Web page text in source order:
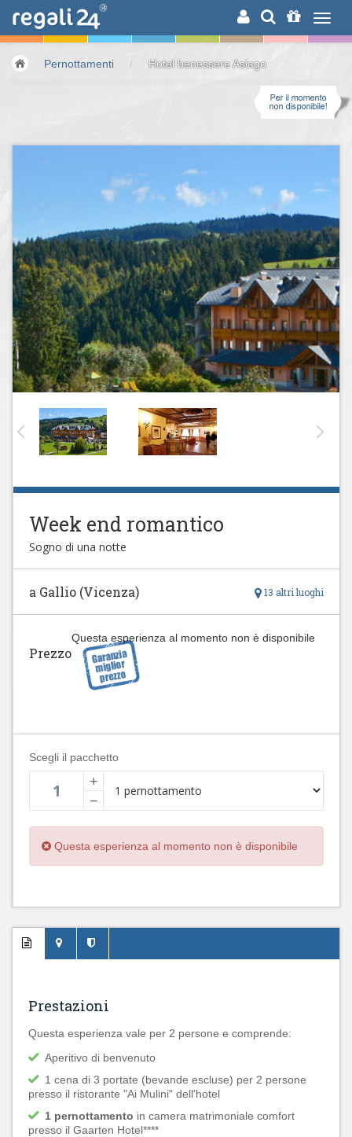
RICERCA
Pernottamenti / Hotel benessere Asiago
Week end romantico
Sogno di una notte
13 altri luoghi
a Gallio (Vicenza)
Questa esperienza al momento non è disponibile
Prezzo
Scegli il pacchetto
+
−
Questa esperienza al momento non è disponibile
Prestazioni
Questa esperienza vale per 2 persone e comprende:
Aperitivo di benvenuto
1 cena di 3 portate (bevande escluse) per 2 persone
presso il ristorante "Ai Mulini" dell'hotel
1 pernottamento in camera matrimoniale comfort
presso il Gaarten Hotel****